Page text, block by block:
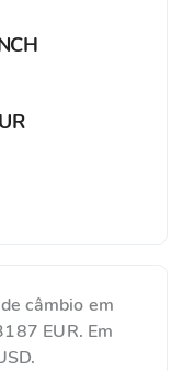
câmbio em
EUR. Em